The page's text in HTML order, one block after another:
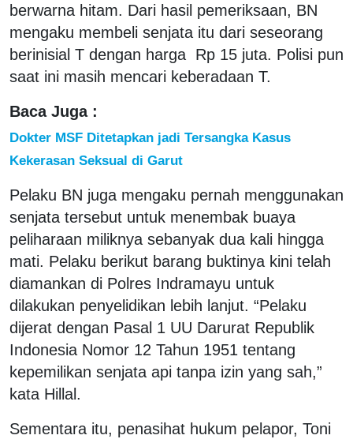
berwarna hitam. Dari hasil pemeriksaan, BN
mengaku membeli senjata itu dari seseorang
berinisial T dengan harga Rp 15 juta. Polisi pun
saat ini masih mencari keberadaan T.
Baca Juga :
Dokter MSF Ditetapkan jadi Tersangka Kasus
Kekerasan Seksual di Garut
Pelaku BN juga mengaku pernah menggunakan
senjata tersebut untuk menembak buaya
peliharaan miliknya sebanyak dua kali hingga
mati. Pelaku berikut barang buktinya kini telah
diamankan di Polres Indramayu untuk
dilakukan penyelidikan lebih lanjut. “Pelaku
dijerat dengan Pasal 1 UU Darurat Republik
Indonesia Nomor 12 Tahun 1951 tentang
kepemilikan senjata api tanpa izin yang sah,”
kata Hillal.
Sementara itu, penasihat hukum pelapor, Toni